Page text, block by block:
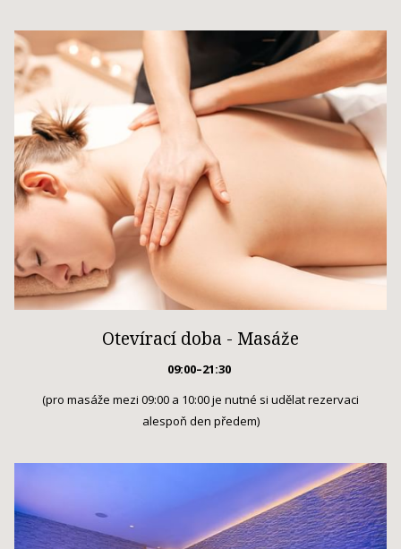
Otevírací doba - Masáže
09:00–21:30
(pro masáže mezi 09:00 a 10:00 je nutné si udělat rezervaci
alespoň den předem)